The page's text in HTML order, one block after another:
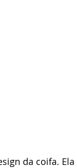
da coifa. Ela